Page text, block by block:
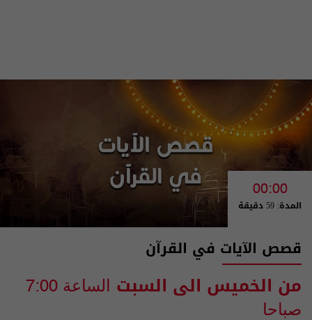
00:00
المدة: 59 دقيقة
قصص الآيات في القرآن
من الخميس الى السبت
الساعة 7:00
صباحا